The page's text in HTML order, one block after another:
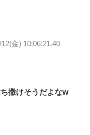
12(金) 10:06:21.40
撒けそうだよなw